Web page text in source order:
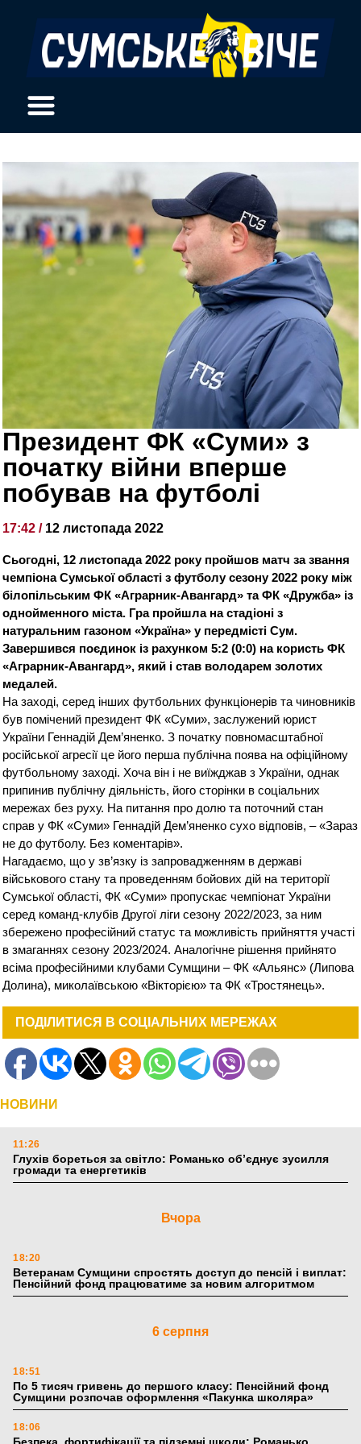
Президент ФК «Суми» з
початку війни вперше
побував на футболі
17:42 / 12 листопада 2022
Сьогодні, 12 листопада 2022 року пройшов матч за звання
чемпіона Сумської області з футболу сезону 2022 року між
білопільським ФК «Аграрник-Авангард» та ФК «Дружба» із
однойменного міста. Гра пройшла на стадіоні з
натуральним газоном «Україна» у передмісті Сум.
Завершився поєдинок із рахунком 5:2 (0:0) на користь ФК
«Аграрник-Авангард», який і став володарем золотих
медалей.
На заході, серед інших футбольних функціонерів та чиновників
був помічений президент ФК «Суми», заслужений юрист
України Геннадій Дем’яненко. З початку повномасштабної
російської агресії це його перша публічна поява на офіційному
футбольному заході. Хоча він і не виїжджав з України, однак
припинив публічну діяльність, його сторінки в соціальних
мережах без руху. На питання про долю та поточний стан
справ у ФК «Суми» Геннадій Дем’яненко сухо відповів, – «Зараз
не до футболу. Без коментарів».
Нагадаємо, що у зв’язку із запровадженням в державі
військового стану та проведенням бойових дій на території
Сумської області, ФК «Суми» пропускає чемпіонат України
серед команд-клубів Другої ліги сезону 2022/2023, за ним
збережено професійний статус та можливість прийняття участі
в змаганнях сезону 2023/2024. Аналогічне рішення прийнято
всіма професійними клубами Сумщини – ФК «Альянс» (Липова
Долина), миколаївською «Вікторією» та ФК «Тростянець».
ПОДІЛИТИСЯ В СОЦІАЛЬНИХ МЕРЕЖАХ
НОВИНИ
11:26
Глухів бореться за світло: Романько об’єднує зусилля
громади та енергетиків
Вчора
18:20
Ветеранам Сумщини спростять доступ до пенсій і виплат:
Пенсійний фонд працюватиме за новим алгоритмом
6 серпня
18:51
По 5 тисяч гривень до першого класу: Пенсійний фонд
Сумщини розпочав оформлення «Пакунка школяра»
18:06